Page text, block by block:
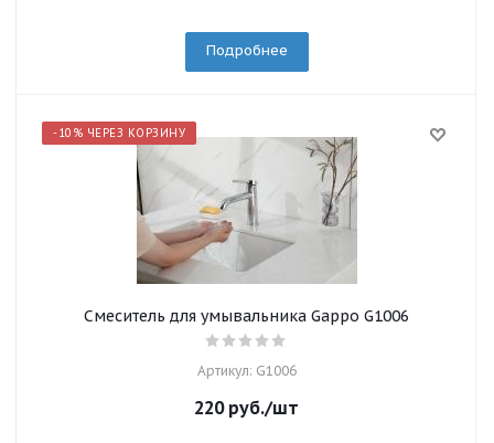
Подробнее
-10% ЧЕРЕЗ КОРЗИНУ
Смеситель для умывальника Gappo G1006
Артикул: G1006
220руб./шт